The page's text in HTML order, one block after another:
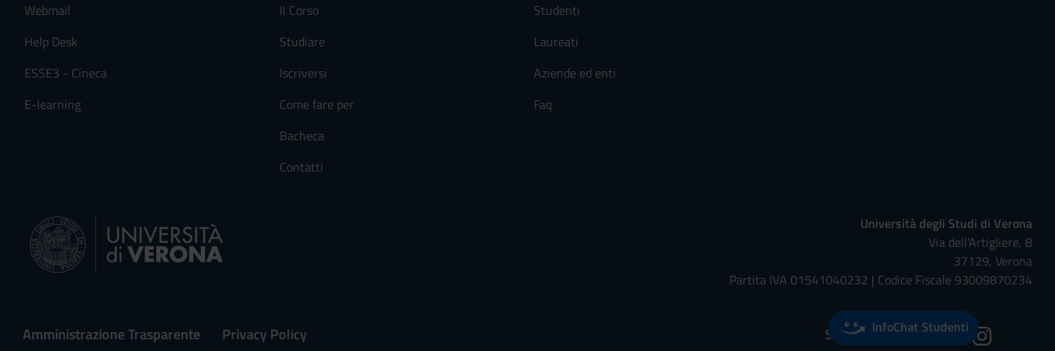
Webmail
Help Desk
ESSE3 - Cineca
E-learning
Il Corso
Studiare
Iscriversi
Come fare per
Bacheca
Contatti
Studenti
Laureati
Aziende ed enti
Faq
Università degli Studi di Verona
Via dell'Artigliere, 8
37129, Verona
Partita IVA 01541040232 | Codice Fiscale 93009870234
Amministrazione Trasparente Privacy Policy Seguici su:InfoChat Studenti